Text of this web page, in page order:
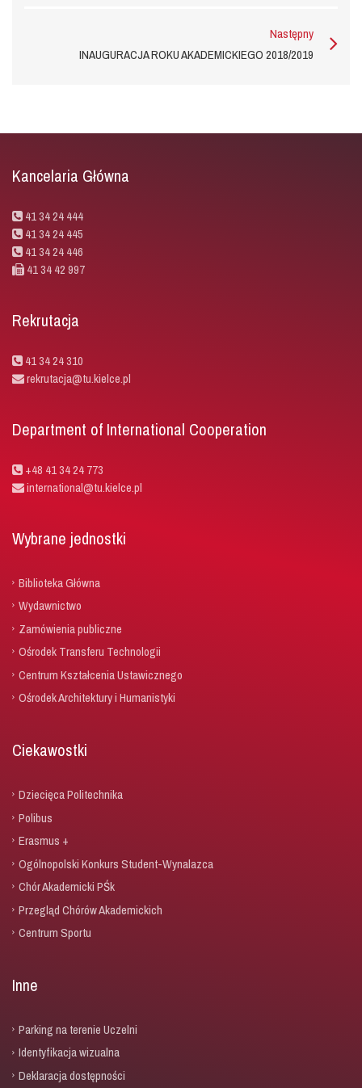
Następny
INAUGURACJA ROKU AKADEMICKIEGO 2018/2019
Kancelaria Główna
41 34 24 444
41 34 24 445
41 34 24 446
41 34 42 997
Rekrutacja
41 34 24 310
rekrutacja@tu.kielce.pl
Department of International Cooperation
+48 41 34 24 773
international@tu.kielce.pl
Wybrane jednostki
Biblioteka Główna
Wydawnictwo
Zamówienia publiczne
Ośrodek Transferu Technologii
Centrum Kształcenia Ustawicznego
Ośrodek Architektury i Humanistyki
Ciekawostki
Dziecięca Politechnika
Polibus
Erasmus +
Ogólnopolski Konkurs Student-Wynalazca
Chór Akademicki PŚk
Przegląd Chórów Akademickich
Centrum Sportu
Inne
Parking na terenie Uczelni
Identyfikacja wizualna
Deklaracja dostępności